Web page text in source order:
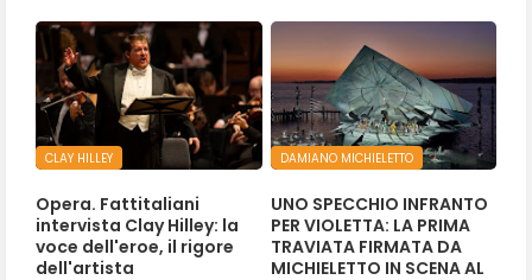
CLAY HILLEY
Opera. Fattitaliani
intervista Clay Hilley: la
voce dell'eroe, il rigore
dell'artista
DAMIANO MICHIELETTO
UNO SPECCHIO INFRANTO
PER VIOLETTA: LA PRIMA
TRAVIATA FIRMATA DA
MICHIELETTO IN SCENA AL